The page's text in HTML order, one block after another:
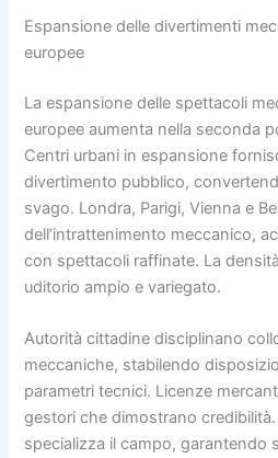
Espansione delle divertimenti
europee
La espansione delle spettacoli
europee aumenta nella seconda
Centri urbani in espansione
divertimento pubblico,
svago. Londra, Parigi, Vienna e
dell’intrattenimento meccanico,
con spettacoli raffinate. La
uditorio ampio e variegato.
Autorità cittadine disciplinano
meccaniche, stabilendo
parametri tecnici. Licenze
gestori che dimostrano
specializza il campo, garantendo